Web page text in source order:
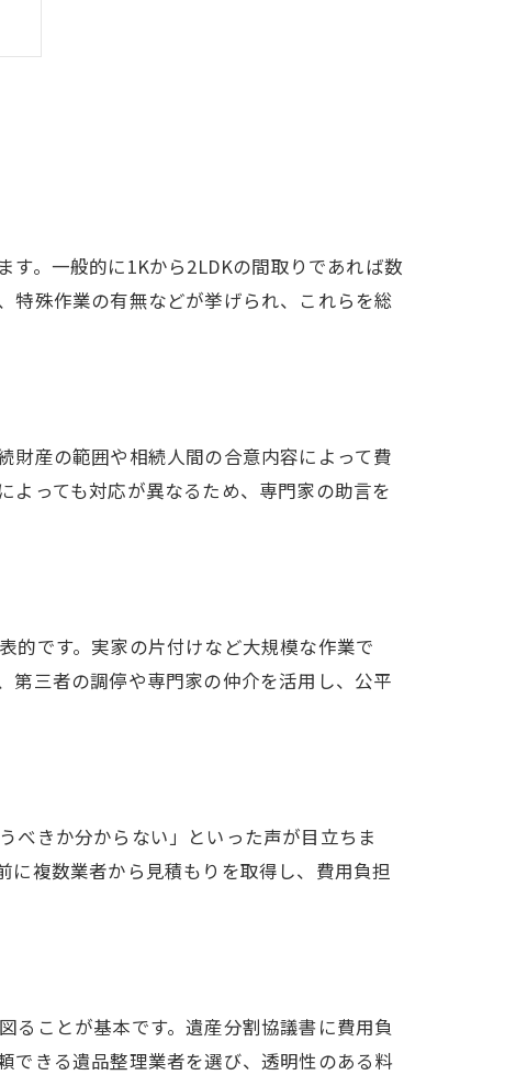
。一般的に1Kから2LDKの間取りであれば数
特殊作業の有無などが挙げられ、これらを総
財産の範囲や相続人間の合意内容によって費
っても対応が異なるため、専門家の助言を
的です。実家の片付けなど大規模な作業で
第三者の調停や専門家の仲介を活用し、公平
べきか分からない」といった声が目立ちま
に複数業者から見積もりを取得し、費用負担
ることが基本です。遺産分割協議書に費用負
できる遺品整理業者を選び、透明性のある料